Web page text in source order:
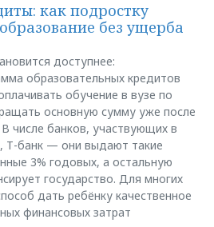
как подростку
без ущерба
доступнее:
образовательных кредитов
обучение в вузе по
основную сумму уже после
числе банков, участвующих в
Т-банк — они выдают такие
3% годовых, а остальную
государство. Для многих
дать ребёнку качественное
финансовых затрат